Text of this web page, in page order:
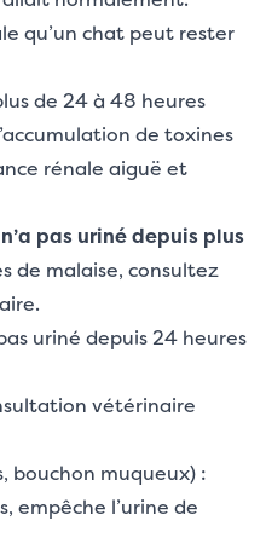
qu’un chat peut rester
de 24 à 48 heures
de toxines
rénale aiguë et
pas uriné depuis plus
de malaise, consultez
uriné depuis 24 heures
vétérinaire
bouchon muqueux) :
empêche l’urine de